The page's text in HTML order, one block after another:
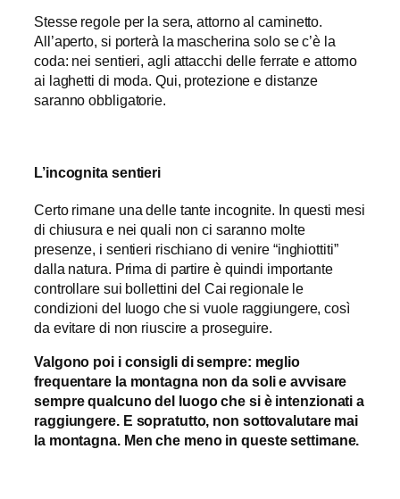
Stesse regole per la sera, attorno al caminetto.
All’aperto, si porterà la mascherina solo se c’è la
coda: nei sentieri, agli attacchi delle ferrate e attorno
ai laghetti di moda. Qui, protezione e distanze
saranno obbligatorie.
L’incognita sentieri
Certo rimane una delle tante incognite. In questi mesi
di chiusura e nei quali non ci saranno molte
presenze, i sentieri rischiano di venire “inghiottiti”
dalla natura. Prima di partire è quindi importante
controllare sui bollettini del Cai regionale le
condizioni del luogo che si vuole raggiungere, così
da evitare di non riuscire a proseguire.
Valgono poi i consigli di sempre: meglio
frequentare la montagna non da soli e avvisare
sempre qualcuno del luogo che si è intenzionati a
raggiungere. E sopratutto, non sottovalutare mai
la montagna. Men che meno in queste settimane.